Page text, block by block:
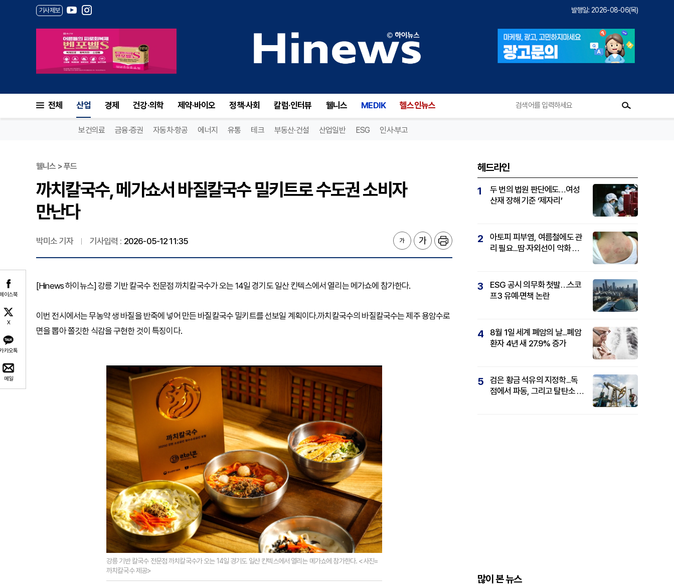
기사제보 발행일: 2026-08-06(목)
전체 산업 경제 건강·의학 제약·바이오 정책·사회 칼럼·인터뷰 웰니스 MEDIK 헬스인뉴스
보건의료 금융·증권 자동차·항공 에너지 유통 테크 부동산·건설 산업일반 ESG 인사·부고
이스북
X
카오톡
메일
웰니스 > 푸드
까치칼국수, 메가쇼서 바질칼국수 밀키트로 수도권 소비자
만난다
박미소 기자 기사입력 : 2026-05-12 11:35
[Hinews 하이뉴스] 강릉 기반 칼국수 전문점 까치칼국수가 오는 14일 경기도 일산 킨텍스에서 열리는 메가쇼에 참가한다.
이번 전시에서는 무농약 생 바질을 반죽에 넣어 만든 바질칼국수 밀키트를 선보일 계획이다.까치칼국수의 바질칼국수는 제주 용암수로
면을 뽑아 쫄깃한 식감을 구현한 것이 특징이다.
강릉 기반 칼국수 전문점 까치칼국수가 오는 14일 경기도 일산 킨텍스에서 열리는 메가쇼에 참가한다. <사진=
까치칼국수 제공>
헤드라인
1
두 번의 법원 판단에도…여성
산재 장해 기준 ‘제자리’
2
아토피 피부염, 여름철에도 관
리 필요...땀·자외선이 악화 요
3
ESG 공시 의무화 첫발…스코
프3 유예·면책 논란
4
8월 1일 세계 폐암의 날...폐암
환자 4년 새 27.9% 증가
5
검은 황금 석유의 지정학...독
점에서 파동, 그리고 탈탄소 패
많이 본 뉴스